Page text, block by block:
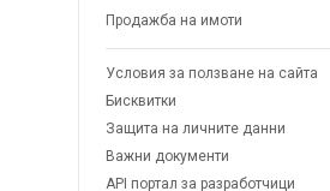
Продажба на имоти
Условия за ползване на сайта
Бисквитки
Защита на личните данни
Важни документи
API портал за разработчици